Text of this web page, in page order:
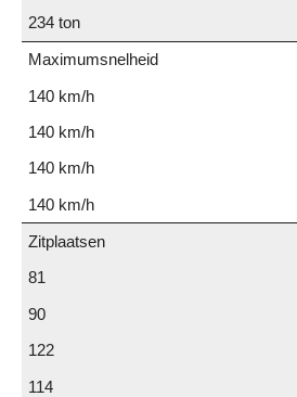
234 ton
Maximumsnelheid
140 km/h
140 km/h
140 km/h
140 km/h
Zitplaatsen
81
90
122
114